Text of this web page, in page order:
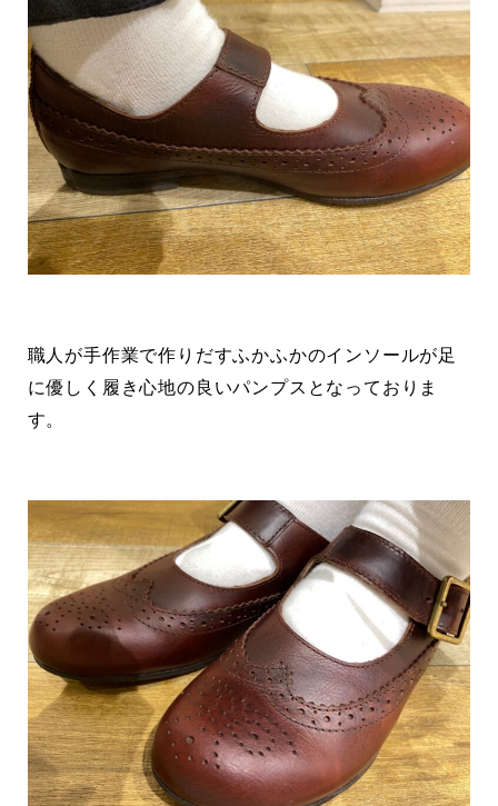
職人が手作業で作りだすふかふかのインソールが足
に優しく履き心地の良いパンプスとなっておりま
す。